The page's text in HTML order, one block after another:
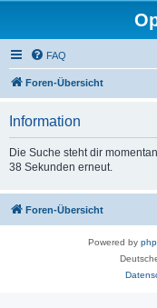
FAQ
Foren-Übersicht
Information
Die Suche steht dir
38 Sekunden erneut.
Foren-Übersicht
Powered by